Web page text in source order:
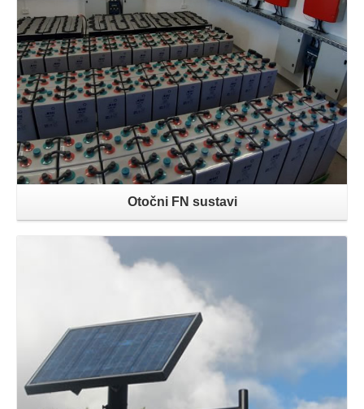
Otočni FN sustavi
Opširnije